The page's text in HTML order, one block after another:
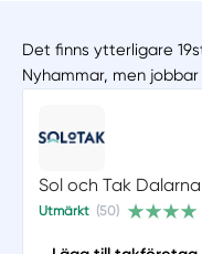
Det finns ytterligare
Nyhammar, men jobbar
Sol och Tak
Utmärkt (50)